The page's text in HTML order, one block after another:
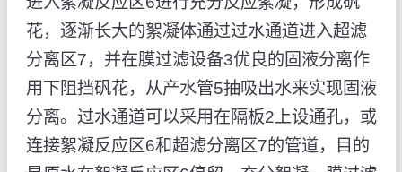
花，逐渐长大的絮凝体通过过水通道进入超滤
分离区7，并在膜过滤设备3优良的固液分离作
用下阻挡矾花，从产水管5抽吸出水来实现固液
分离。过水通道可以采用在隔板2上设通孔，或
连接絮凝反应区6和超滤分离区7的管道，目的